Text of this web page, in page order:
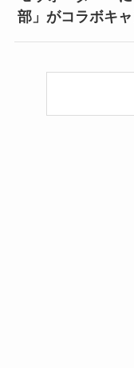
部」がコラボキ